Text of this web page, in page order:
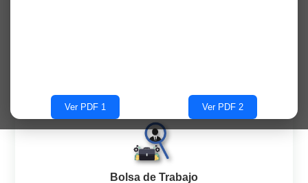
Ver PDF 1 Ver PDF 2
Bolsa de Trabajo